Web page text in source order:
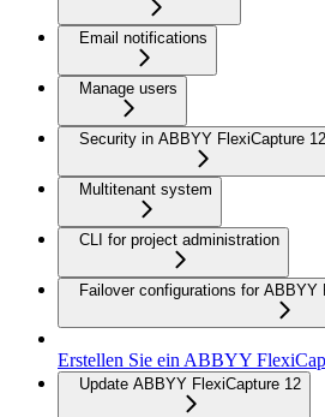
Email notifications
Manage users
Security in ABBYY FlexiCapture 12
Multitenant system
CLI for project administration
Failover configurations for ABBYY
Erstellen Sie ein ABBYY
Update ABBYY FlexiCapture 12